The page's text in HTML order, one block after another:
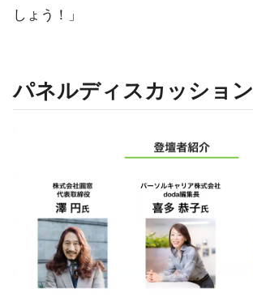
しょう！」
パネルディスカッション